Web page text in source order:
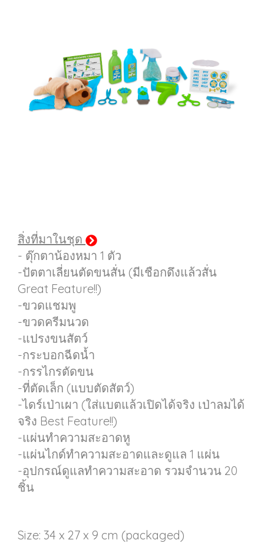
สิ่งที่มาในชุด
- ตุ๊กตาน้องหมา 1 ตัว
-ปัตตาเลี่ยนตัดขนสั่น (มีเชือกดึงแล้วสั่น
Great Feature!!)
-ขวดแชมพู
-ขวดครีมนวด
-แปรงขนสัตว์
-กระบอกฉีดน้ำ
-กรรไกรตัดขน
-ที่ตัดเล็ก (แบบตัดสัตว์)
-ไดร์เป่าเผา (ใส่แบตแล้วเปิดได้จริง เป่าลมได้
จริง Best Feature!!)
-แผ่นทำความสะอาดหู
-แผ่นไกด์ทำความสะอาดและดูแล 1 แผ่น
-อุปกรณ์ดูแลทำความสะอาด รวมจำนวน 20
ชิ้น
Size: 34 x 27 x 9 cm (packaged)